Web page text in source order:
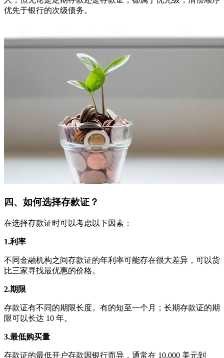
优先于银行的次级债务。
四、如何选择存款证？
在选择存款证时可以考虑以下因素：
1.利率
不同金融机构之间存款证的年利率可能存在很大差异，可以货
比三家寻找最优惠的价格。
2.期限
存款证有不同的期限长度。有的短至一个月；长期存款证的期
限可以长达 10 年。
3.最低购买量
存款证的最低开户存款因银行而异，通常在 10,000 美元到